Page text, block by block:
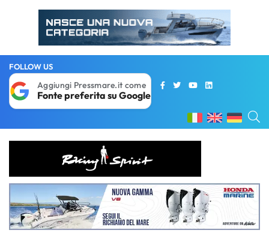
FOLLOW US
Aggiungi Pressmare.it come
Fonte preferita su Google